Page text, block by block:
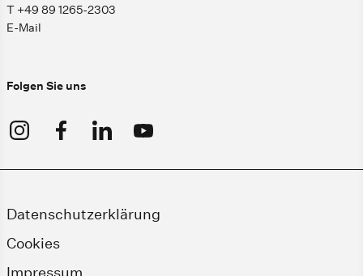
T +49 89 1265-2303
E-Mail
Folgen Sie uns
Datenschutzerklärung
Cookies
Impressum